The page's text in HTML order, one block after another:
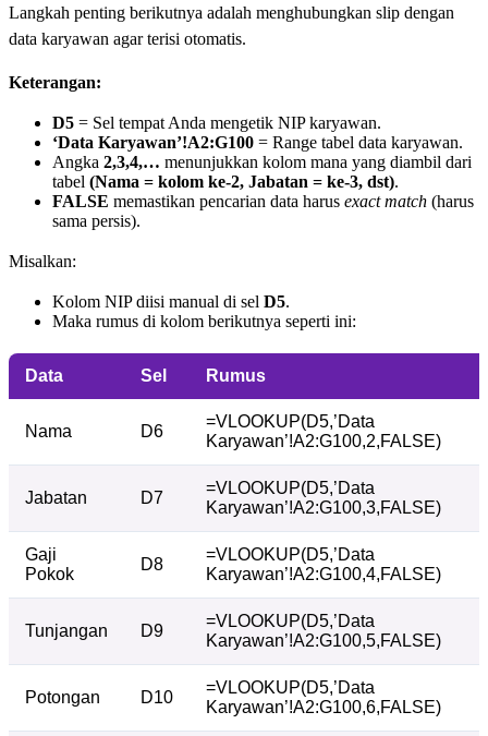
Langkah penting berikutnya adalah menghubungkan slip dengan
data karyawan agar terisi otomatis.
Keterangan:
D5 = Sel tempat Anda mengetik NIP karyawan.
‘Data Karyawan’!A2:G100 = Range tabel data karyawan.
Angka 2,3,4,… menunjukkan kolom mana yang diambil dari
tabel (Nama = kolom ke-2, Jabatan = ke-3, dst).
FALSE memastikan pencarian data harus exact match (harus
sama persis).
Misalkan:
Kolom NIP diisi manual di sel D5.
Maka rumus di kolom berikutnya seperti ini:
Data Sel Rumus
Nama D6
=VLOOKUP(D5,’Data
Karyawan’!A2:G100,2,FALSE)
Jabatan D7
=VLOOKUP(D5,’Data
Karyawan’!A2:G100,3,FALSE)
Gaji
Pokok
D8
=VLOOKUP(D5,’Data
Karyawan’!A2:G100,4,FALSE)
Tunjangan D9
=VLOOKUP(D5,’Data
Karyawan’!A2:G100,5,FALSE)
Potongan D10
=VLOOKUP(D5,’Data
Karyawan’!A2:G100,6,FALSE)